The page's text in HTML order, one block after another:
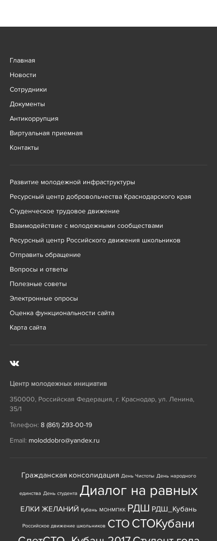
Главная
Новости
Сотрудники
Документы
Антикоррупция
Виртуальная приемная
Контакты
Развитие молодежной инфраструктуры
Ресурсный центр добровольчества Краснодарского края
Студенческое трудовое движение
Взаимодействие с молодежными сообществами
Ресурсный центр Российского движения школьников
Отправить обращение
Вопросы и ответы
Полезные советы
Электронные опросы
Оценка функциональности сайта
Карта сайта
Центр молодежных инициатив
350000, Российская Федерация, г. Краснодар, ул. Ленина,
35/1
Телефон: 8 (861) 293-00-19
Email: moloddobro@yandex.ru
Гражданская консолидация День Чистоты День народного
единства День студента Диалог на равных
ЕЛКИ ЖЕЛАНИЙ Кубань МОНМПКК РДШ РДШ_Кубань
Российское движение школьников СТО СТОКубани